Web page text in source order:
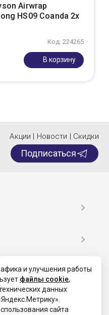
Airwrap
HS09 Coanda 2x
Код: 224265
В корзину
Акции | Новости | Скидки
Подписаться
обработку ПД
и улучшения работы
файлы cookie,
данных
сайта